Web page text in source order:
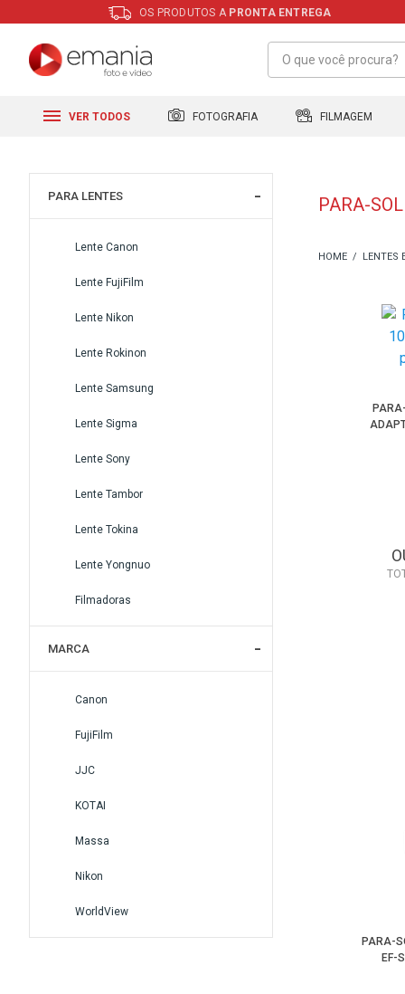
OS PRODUTOS A PRONTA ENTREGA
VER TODOS FOTOGRAFIA FILMAGEM
PARA LENTES
Lente Canon
Lente FujiFilm
Lente Nikon
Lente Rokinon
Lente Samsung
Lente Sigma
Lente Sony
Lente Tambor
Lente Tokina
Lente Yongnuo
Filmadoras
MARCA
Canon
FujiFilm
JJC
KOTAI
Massa
Nikon
WorldView
PARA-
LENTES
PARA-
EF-